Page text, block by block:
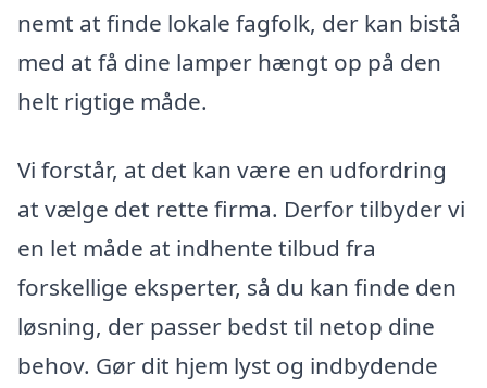
nemt at finde lokale fagfolk, der kan bistå
med at få dine lamper hængt op på den
helt rigtige måde.
Vi forstår, at det kan være en udfordring
at vælge det rette firma. Derfor tilbyder vi
en let måde at indhente tilbud fra
forskellige eksperter, så du kan finde den
løsning, der passer bedst til netop dine
behov. Gør dit hjem lyst og indbydende